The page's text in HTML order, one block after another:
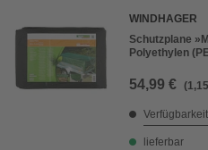
WINDHAGER
Schutzplane
Polyethylen
54,99 €
lieferbar